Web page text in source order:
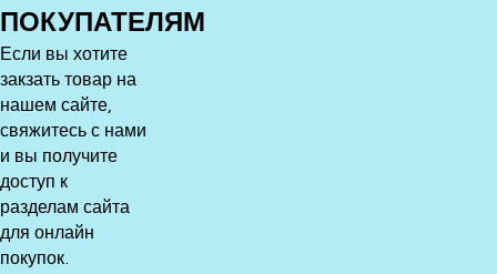
ПОКУПАТЕЛЯМ
Если вы хотите
закзать товар на
нашем сайте,
свяжитесь с нами
и вы получите
доступ к
разделам сайта
для онлайн
покупок.